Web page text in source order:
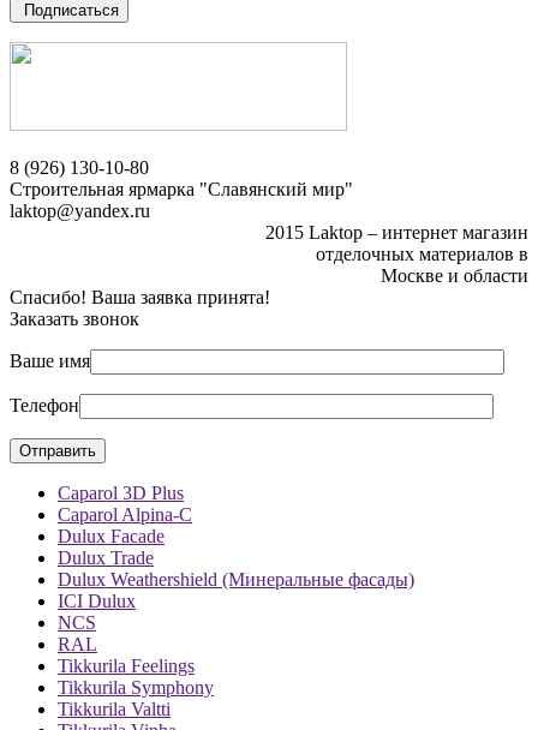
Подписаться
8 (926) 130-10-80
Строительная ярмарка "Славянский мир"
laktop@yandex.ru
2015 Laktop – интернет магазин
отделочных материалов в
Москве и области
Спасибо! Ваша заявка принята!
Заказать звонок
Ваше имя
Телефон
Caparol 3D Plus
Caparol Alpina-C
Dulux Facade
Dulux Trade
Dulux Weathershield (Минеральные фасады)
ICI Dulux
NCS
RAL
Tikkurila Feelings
Tikkurila Symphony
Tikkurila Valtti